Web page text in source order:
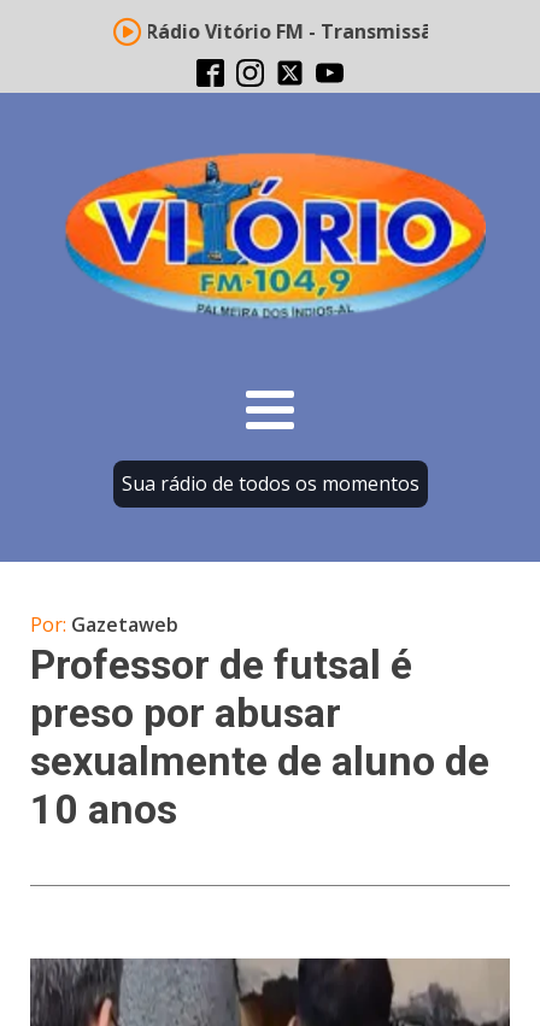
Rádio Vitório FM - Transmissão ao vivo
Sua rádio de todos os momentos
Por: Gazetaweb
Professor de futsal é
preso por abusar
sexualmente de aluno de
10 anos